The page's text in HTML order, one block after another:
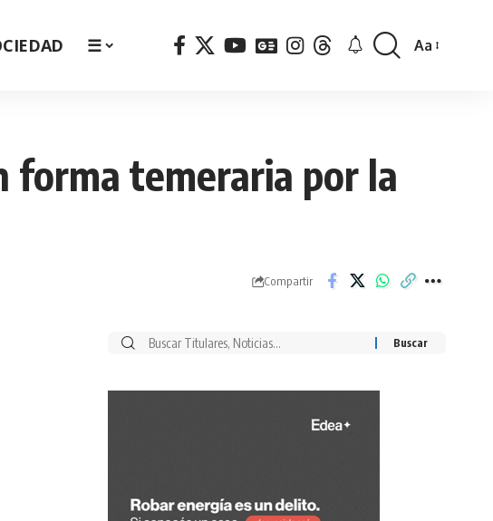
☰
Font
Aa
forma temeraria por la
Compartir
Buscar